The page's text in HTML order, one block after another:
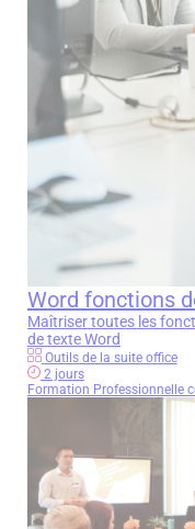
Word fonctions
Maîtriser toutes les
de texte Word
Outils de la suite office
2 jours
Formation Professionnelle
concernant et les
légales
Envoyer mon